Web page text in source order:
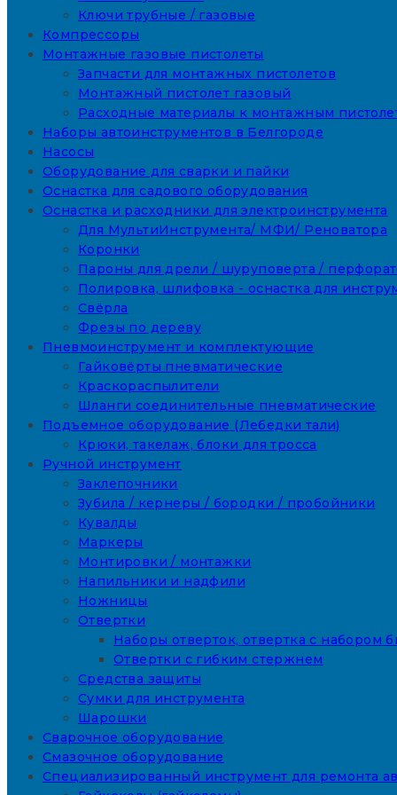
Ключи трубные / газовые
Компрессоры
Монтажные газовые пистолеты
Запчасти для монтажных пистолетов
Монтажный пистолет газовый
Расходные материалы к монтажным
Наборы автоинструментов в Белгороде
Насосы
Оборудование для сварки и пайки
Оснастка для садового оборудования
Оснастка и расходники для электроинструмента
Для МультиИнструмента/ МФИ/ Реноватора
Коронки
Пароны для дрели / шуруповерта /
Полировка, шлифовка - оснастка для
Свёрла
Фрезы по дереву
Пневмоинструмент и комплектующие
Гайковёрты пневматические
Краскораспылители
Шланги соединительные пневматические
Подъемное оборудование (Лебедки тали)
Крюки, такелаж, блоки для тросса
Ручной инструмент
Заклепочники
Зубила / кернеры / бородки / пробойники
Кувалды
Маркеры
Монтировки / монтажки
Напильники и надфили
Ножницы
Отвертки
Наборы отверток, отвертка с набором
Отвертки с гибким стержнем
Средства защиты
Сумки для инструмента
Шарошки
Сварочное оборудование
Смазочное оборудование
Специализированный инструмент для ремонта